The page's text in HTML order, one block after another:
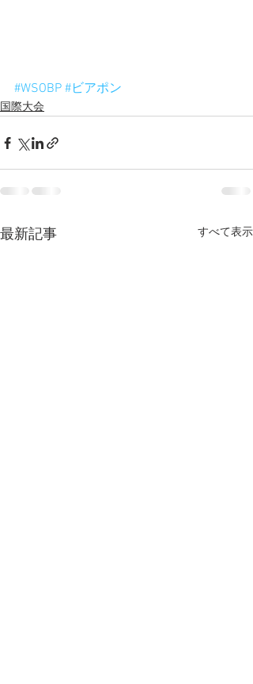
#WSOBP #ビアポン
国際大会
最新記事 すべて表示